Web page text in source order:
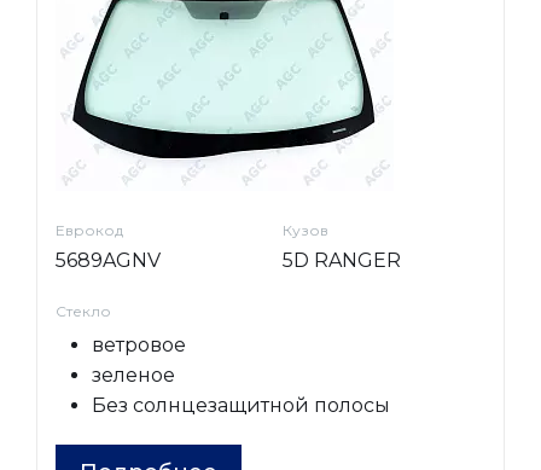
Еврокод
5689AGNV
Кузов
5D RANGER
Стекло
ветровое
зеленое
Без солнцезащитной полосы